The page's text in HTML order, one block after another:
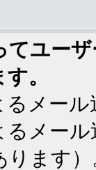
てユー
。
メー
メー
ります